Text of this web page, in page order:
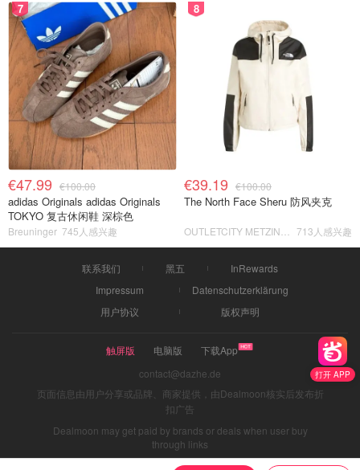
打开 APP
7
€47.99 €100.00
adidas Originals adidas Originals
TOKYO 复古休闲鞋 深棕色
Breuninger 745人感兴趣
8
€39.19 €100.00
The North Face Sheru 防风夹克
713人感兴趣
联系我们 黑五
InRewards
Impressum
Datenschutzerklärung
用户协议
版权声明
触屏版 电脑版
下载App
contact@dazhe.de
页面信息由用户分享或品牌、商家提供，由Dealmoon核实后发布折
扣广告
Dealmoon may get paid by brands or deals when user buy
through links